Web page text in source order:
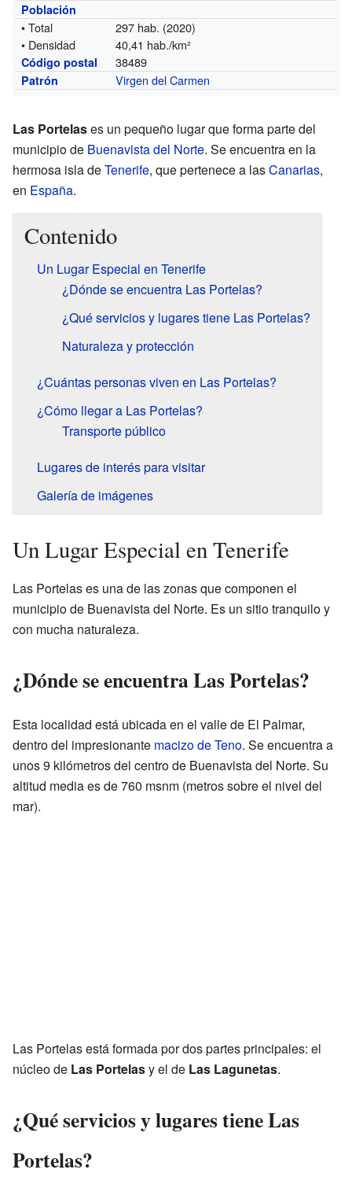
Población
• Total
297 hab. (2020)
• Densidad
40,41 hab./km²
Código postal 38489
Patrón Virgen del Carmen
Las Portelases un pequeño lugar que forma parte del
municipio de Buenavista del Norte. Se encuentra en la
hermosa isla deTenerife, que pertenece a lasCanarias,
en España.
Contenido
Un Lugar Especial en Tenerife
¿Dónde se encuentra Las Portelas?
¿Qué servicios y lugares tiene Las Portelas?
Naturaleza y protección
¿Cuántas personas viven en Las Portelas?
¿Cómo llegar a Las Portelas?
Transporte público
Lugares de interés para visitar
Galería de imágenes
Un Lugar Especial en Tenerife
Las Portelas es una de las zonas que componen el
municipio de Buenavista del Norte. Es un sitio tranquilo y
con mucha naturaleza.
¿Dónde se encuentra Las Portelas?
Esta localidad está ubicada en el valle de El Palmar,
dentro del impresionante macizo de Teno. Se encuentra a
unos 9 kilómetros del centro de Buenavista del Norte. Su
altitud media es de 760 msnm (metros sobre el nivel del
mar).
Las Portelas está formada por dos partes principales: el
núcleo de Las Portelasy el de Las Lagunetas.
¿Qué servicios y lugares tiene Las
Portelas?